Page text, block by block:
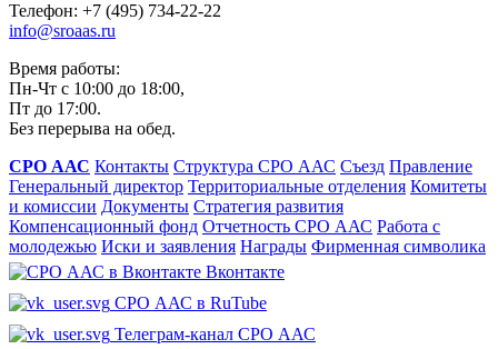
Телефон: +7 (495) 734-22-22
info@sroaas.ru
Время работы:
Пн-Чт с 10:00 до 18:00,
Пт до 17:00.
Без перерыва на обед.
СРО ААС Контакты Структура СРО ААС Съезд Правление
Генеральный директор Территориальные отделения Комитеты
и комиссии Документы Стратегия развития
Компенсационный фонд Отчетность СРО ААС Работа с
молодежью Иски и заявления Награды Фирменная символика
Вконтакте
СРО ААС в RuTube
Телеграм-канал СРО ААС